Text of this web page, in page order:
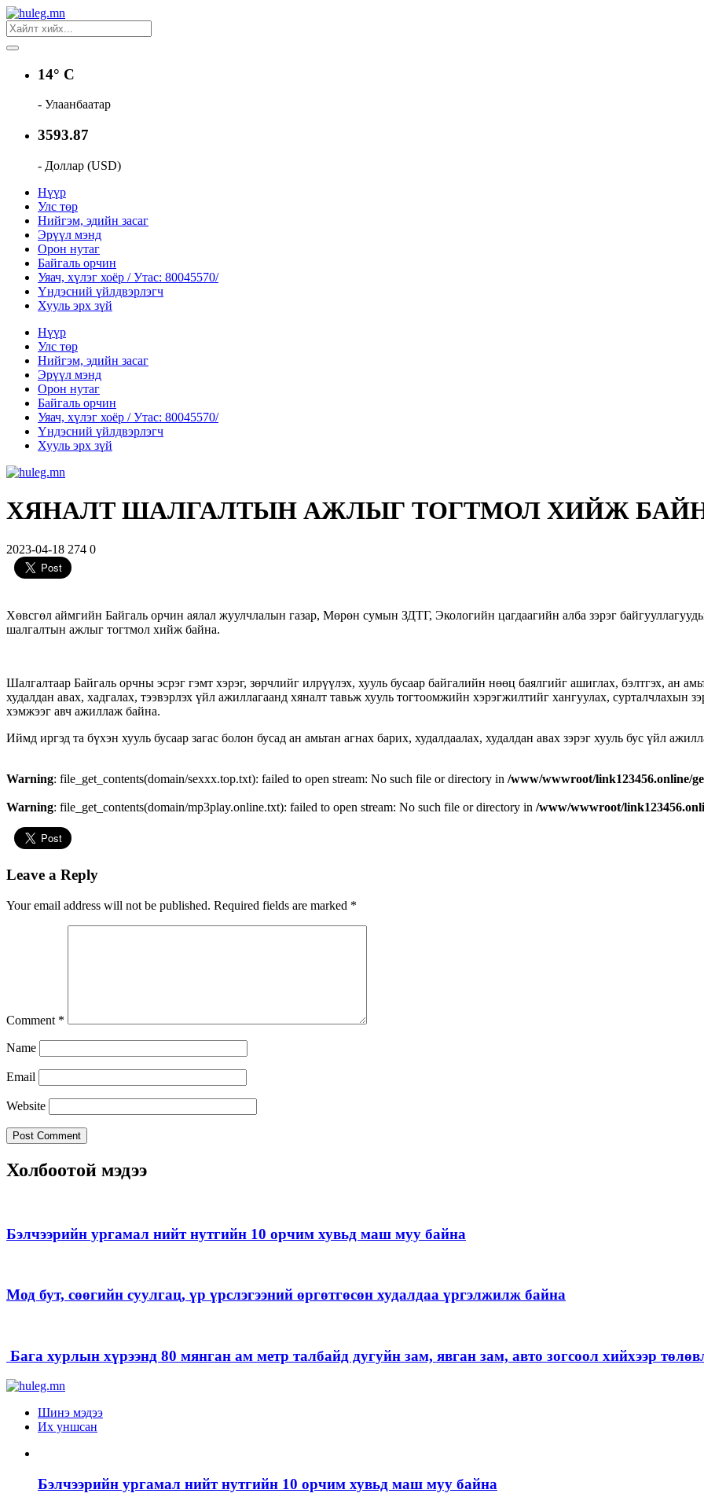
14° C
- Улаанбаатар
3593.87
- Доллар (USD)
Нүүр
Улс төр
Нийгэм, эдийн засаг
Эрүүл мэнд
Орон нутаг
Байгаль орчин
Уяач, хүлэг хоёр / Утас: 80045570/
Үндэсний үйлдвэрлэгч
Хууль эрх зүй
Нүүр
Улс төр
Нийгэм, эдийн засаг
Эрүүл мэнд
Орон нутаг
Байгаль орчин
Уяач, хүлэг хоёр / Утас: 80045570/
Үндэсний үйлдвэрлэгч
Хууль эрх зүй
ХЯНАЛТ ШАЛГАЛТЫН АЖЛЫГ ТОГТМОЛ ХИЙЖ
2023-04-18 274 0
Хөвсгөл аймгийн Байгаль орчин аялал жуулчлалын газар, Мөрөн сумын ЗДТГ, Экологийн цагдаагийн алба зэрэг
шалгалтын ажлыг тогтмол хийж байна.
Шалгалтаар Байгаль орчны эсрэг гэмт хэрэг, зөрчлийг илрүүлэх, хууль бусаар байгалийн нөөц баялгийг ашиглах, бэлтгэх, ан
худалдан авах, хадгалах, тээвэрлэх үйл ажиллагаанд хяналт тавьж хууль тогтоомжийн хэрэгжилтийг хангуулах, сурталчлахын
хэмжээг авч ажиллаж байна.
Иймд иргэд та бүхэн хууль бусаар загас болон бусад ан амьтан агнах барих, худалдаалах, худалдан авах зэрэг хууль бус үйл
Warning: file_get_contents(domain/sexxx.top.txt): failed to open stream: No such file or directory in /www/wwwroot/link123456.online/
Warning: file_get_contents(domain/mp3play.online.txt): failed to open stream: No such file or directory in /www/wwwroot/
Leave a Reply
Your email address will not be published. Required fields are marked *
Comment *
Name
Email
Website
Холбоотой мэдээ
Бэлчээрийн ургамал нийт нутгийн 10 орчим хувьд маш муу байна
Мод бут, сөөгийн суулгац, үр үрслэгээний өргөтгөсөн худалдаа үргэлжилж байна
Бага хурлын хүрээнд 80 мянган ам метр талбайд дугуйн зам, явган зам, авто зогсоол хийхээр
Шинэ мэдээ
Их уншсан
Бэлчээрийн ургамал нийт нутгийн 10 орчим хувьд маш муу байна